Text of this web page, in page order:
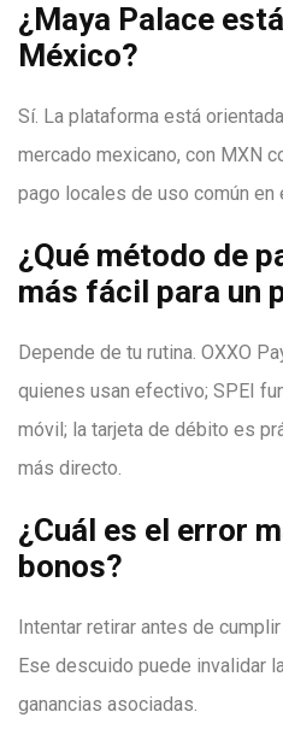
¿Maya Palace
México?
Sí. La plataforma está
mercado mexicano, con MXN
pago locales de uso común en
¿Qué método de
más fácil para un
Depende de tu rutina. OXXO
quienes usan efectivo; SPEI
móvil; la tarjeta de débito es
más directo.
¿Cuál es el error
bonos?
Intentar retirar antes de
Ese descuido puede invalidar
ganancias asociadas.